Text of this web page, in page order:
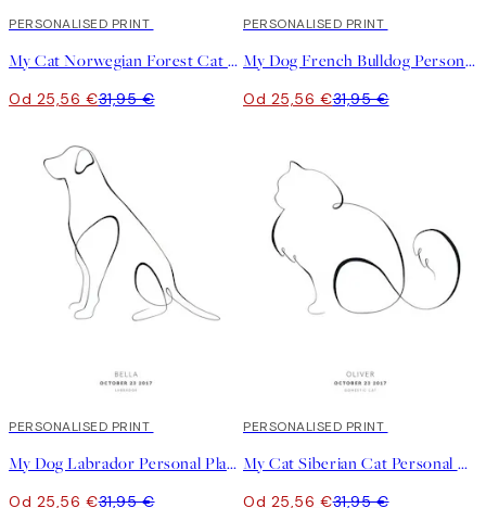
20%*
PERSONALISED PRINT
My Cat Norwegian Forest Cat Personal Plagát
Od 25,56 €31,95 €
20%*
PERSONALISED PRINT
My Dog French Bulldog Personal Plagát
Od 25,56 €31,95 €
20%*
PERSONALISED PRINT
My Dog Labrador Personal Plagát
Od 25,56 €31,95 €
20%*
PERSONALISED PRINT
My Cat Siberian Cat Personal Plagát
Od 25,56 €31,95 €